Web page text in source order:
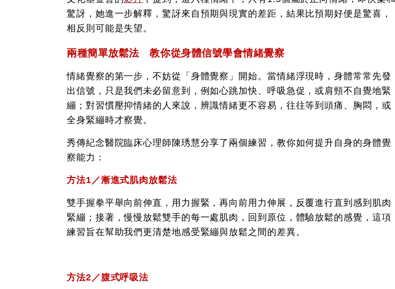
驚訝，她進一步解釋，驚訝來自預期與現實的差距，結果比預期好便是驚喜，
相反則可能是失望。
兩種簡單放鬆法 教你從身體信號學會情緒覺察
情緒覺察的第一步，不妨從「身體覺察」開始。當情緒浮現時，身體常常先發
出信號，只是我們未必留意到，例如心跳加快、呼吸急促，或肩頸不自覺地緊
繃；對習慣壓抑情緒的人來說，辨識情緒更不容易，往往等到頭痛、胸悶，或
全身緊繃時才察覺。
秀傳紀念醫院臨床心理師陳琇慧分享了兩個練習，教你如何提升自身的身體覺
察能力：
方法1／漸進式肌肉放鬆法
雙手握拳平舉向前伸直，用力握緊，再向前用力伸展，反覆進行直到感到肌肉
緊繃；接著，慢慢放鬆雙手的每一處肌肉，回到原位，體驗放鬆的感覺，這項
練習旨在幫助我們更清楚地感受緊繃與放鬆之間的差異。
方法2／腹式呼吸法